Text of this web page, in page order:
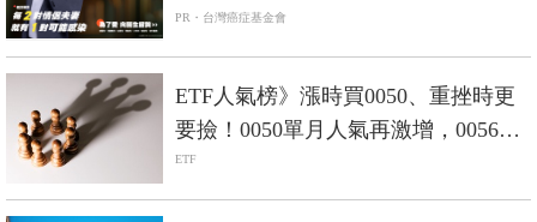
PR・台灣癌症基金會
ETF人氣榜》漲時買0050、重挫時更
要撿！0050單月人氣再激增，0056重
返人氣二哥
ETF